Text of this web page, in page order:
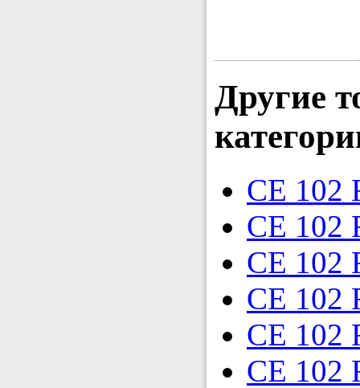
Другие
CE 102
CE 102
CE 102
CE 102
CE 102
CE 102